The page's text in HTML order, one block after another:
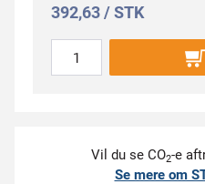
392,63 / STK
Vil du se CO2-e
Se mere om